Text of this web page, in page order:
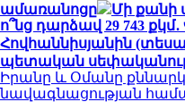
ամառանոցը
Մի քանի
ո՞նց դարձավ 29 743
Հովհաննիսյանին
պետական
Իրանը և Օմանը
նավագնացության